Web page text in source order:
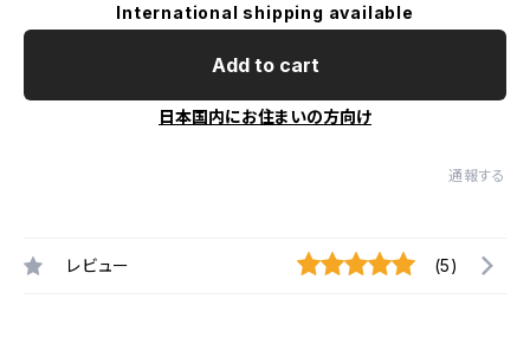
International shipping available
Add to cart
日本国内にお住まいの方向け
通報する
レビュー (5)